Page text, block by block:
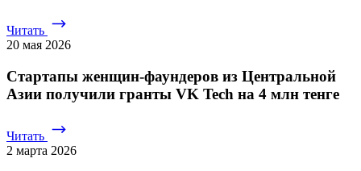
Читать
20 мая 2026
Стартапы женщин-фаундеров из Центральной
Азии получили гранты VK Tech на 4 млн тенге
Читать
2 марта 2026